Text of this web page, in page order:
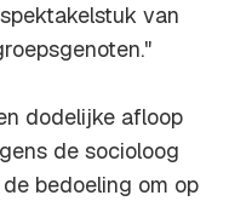
van
dodelijke afloop
de socioloog
bedoeling om op